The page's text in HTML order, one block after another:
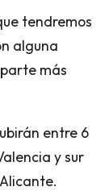
tendremos
alguna
más
entre 6
y sur